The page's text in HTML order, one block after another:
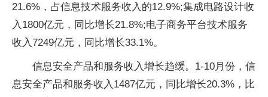
21.6%，占信息技术服务收入的12.9%;集成电路设计收
入1800亿元，同比增长21.8%;电子商务平台技术服务
收入7249亿元，同比增长33.1%。
信息安全产品和服务收入增长趋缓。1-10月份，信
息安全产品和服务收入1487亿元，同比增长20.3%，比